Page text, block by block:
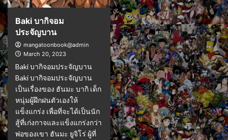
Baki บากิจอม
ประจัญบาน
mangatoonbook@admin
March 20, 2023
Baki บากิจอมประจัญบาน
Baki บากิจอมประจัญบาน
เป็นเรื่องของ ฮันมะ บากิ เด็ก
หนุ่มผู้ฝึกฝนตัวเองให้
แข็งแกร่ง เพื่อที่จะได้เป็นนัก
สู้ที่เก่งกาจและแข็งแกร่งกว่า
พ่อของเขา ฮันมะ ยูจิโร่ ผู้ที่